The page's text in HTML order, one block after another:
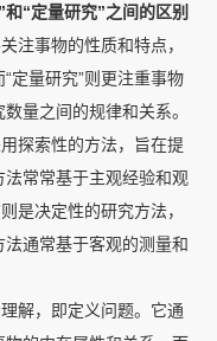
“定量研究”之间的区别
注事物的性质和特点，
定量研究”则更注重事物
量之间的规律和关系。
探索性的方法，旨在提
常常基于主观经验和观
是决定性的研究方法，
通常基于客观的测量和
解，即定义问题。它通